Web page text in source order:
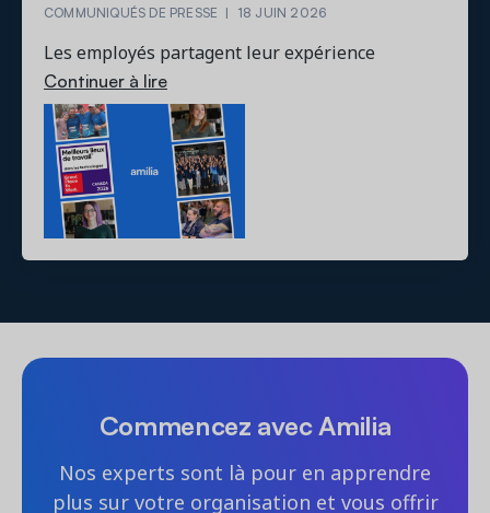
COMMUNIQUÉS DE PRESSE | 18 JUIN 2026
Les employés partagent leur expérience
Continuer à lire
Commencez avec Amilia
Nos experts sont là pour en apprendre
plus sur votre organisation et vous offrir